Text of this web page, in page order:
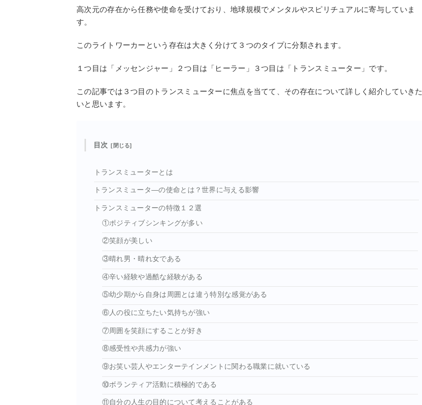
高次元の存在から任務や使命を受けており、地球規模でメンタルやスピリチュアルに寄与していま
す。
このライトワーカーという存在は大きく分けて３つのタイプに分類されます。
１つ目は「メッセンジャー」２つ目は「ヒーラー」３つ目は「トランスミューター」です。
この記事では３つ目のトランスミューターに焦点を当てて、その存在について詳しく紹介していきた
いと思います。
目次
トランスミューターとは
トランスミュータ―の使命とは？世界に与える影響
トランスミューターの特徴１２選
①ポジティブシンキングが多い
②笑顔が美しい
③晴れ男・晴れ女である
④辛い経験や過酷な経験がある
⑤幼少期から自身は周囲とは違う特別な感覚がある
⑥人の役に立ちたい気持ちが強い
⑦周囲を笑顔にすることが好き
⑧感受性や共感力が強い
⑨お笑い芸人やエンターテインメントに関わる職業に就いている
⑩ボランティア活動に積極的である
⑪自分の人生の目的について考えることがある